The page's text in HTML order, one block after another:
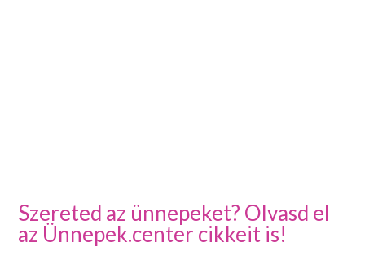
Szereted az ünnepeket? Olvasd el
az Ünnepek.center cikkeit is!